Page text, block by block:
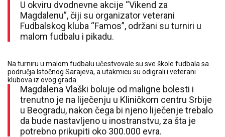
U okviru dvodnevne akcije “Vikend za
Magdalenu”, čiji su organizator veterani
Fudbalskog kluba “Famos”, održani su turniri u
malom fudbalu i pikadu.
Na turniru u malom fudbalu učestvovale su sve škole fudbala sa
područja Istočnog Sarajeva, a utakmicu su odigrali i veterani
klubova iz ovog grada.
Magdalena Vlaški boluje od maligne bolesti i
trenutno je na liječenju u Kliničkom centru Srbije
u Beogradu, nakon čega bi njeno liječenje trebalo
da bude nastavljeno u inostranstvu, za šta je
potrebno prikupiti oko 300.000 evra.